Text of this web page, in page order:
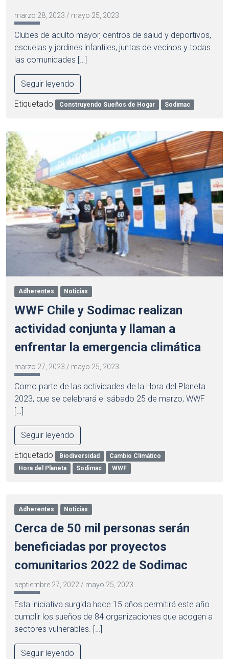
marzo 28, 2023 / mayo 25, 2023
Clubes de adulto mayor, centros de salud y deportivos,
escuelas y jardines infantiles, juntas de vecinos y todas
las comunidades […]
Seguir leyendo
Etiquetado Construyendo Sueños de Hogar Sodimac
Adherentes Noticias
WWF Chile y Sodimac realizan
actividad conjunta y llaman a
enfrentar la emergencia climática
marzo 27, 2023 / mayo 25, 2023
Como parte de las actividades de la Hora del Planeta
2023, que se celebrará el sábado 25 de marzo, WWF
[…]
Seguir leyendo
Etiquetado Biodiversidad
Cambio Climático
Hora del Planeta
Sodimac WWF
Adherentes Noticias
Cerca de 50 mil personas serán
beneficiadas por proyectos
comunitarios 2022 de Sodimac
septiembre 27, 2022/ mayo 25, 2023
Esta iniciativa surgida hace 15 años permitirá este año
cumplir los sueños de 84 organizaciones que acogen a
sectores vulnerables. […]
Seguir leyendo